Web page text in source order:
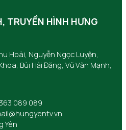
TRUYỀN HÌNH HƯNG
Hoài, Nguyễn Ngọc Luyện,
Bùi Hải Đăng, Vũ Văn Mạnh,
089 089
Yên